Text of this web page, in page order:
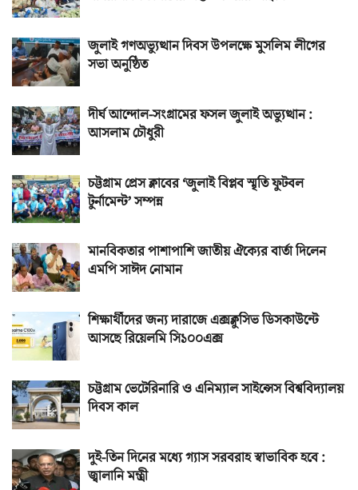
জুলাই গণঅভ্যুত্থান দিবস উপলক্ষে মুসলিম লীগের
সভা অনুষ্ঠিত
দীর্ঘ আন্দোল-সংগ্রামের ফসল জুলাই অভ্যুত্থান :
আসলাম চৌধুরী
চট্টগ্রাম প্রেস ক্লাবের ‘জুলাই বিপ্লব স্মৃতি ফুটবল
টুর্নামেন্ট’ সম্পন্ন
মানবিকতার পাশাপাশি জাতীয় ঐক্যের বার্তা দিলেন
এমপি সাঈদ নোমান
শিক্ষার্থীদের জন্য দারাজে এক্সক্লুসিভ ডিসকাউন্টে
আসছে রিয়েলমি সি১০০এক্স
চট্টগ্রাম ভেটেরিনারি ও এনিম্যাল সাইন্সেস বিশ্ববিদ্যালয়
দিবস কাল
দুই-তিন দিনের মধ্যে গ্যাস সরবরাহ স্বাভাবিক হবে :
জ্বালানি মন্ত্রী